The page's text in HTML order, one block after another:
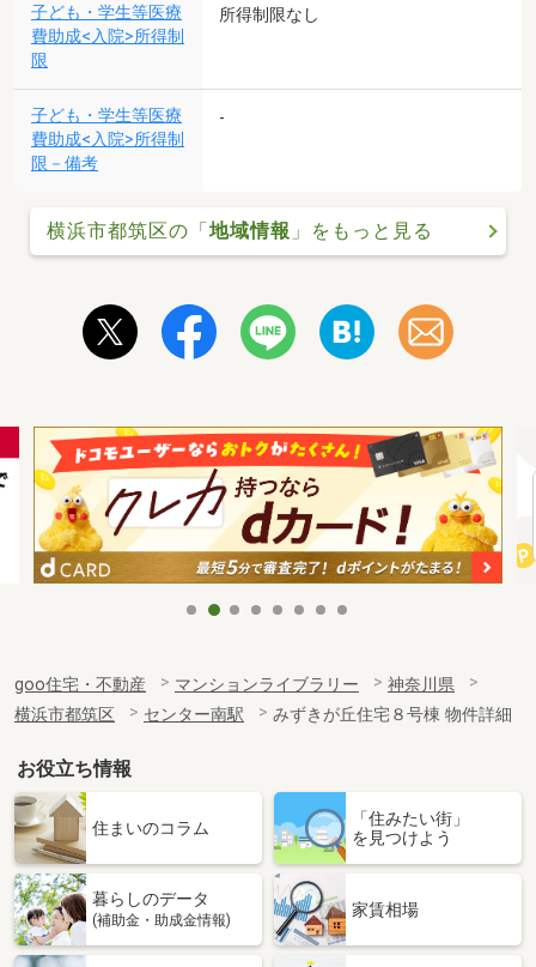
子ども・学生等医療
費助成<入院>所得制
限
所得制限なし
子ども・学生等医療
費助成<入院>所得制
限－備考
-
横浜市都筑区の「 地域情報 」をもっと見る
goo住宅・不動産 マンションライブラリー
神奈川県
横浜市都筑区
センター南駅 みずきが丘住宅８号棟 物件詳細
お役立ち情報
住まいのコラム
「住みたい街」
を見つけよう
暮らしのデータ
(補助金・助成金情報)
家賃相場